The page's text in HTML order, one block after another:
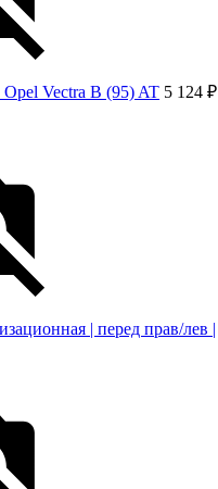
Opel Vectra B (95) AT 5 124 ₽
| перед прав/лев |